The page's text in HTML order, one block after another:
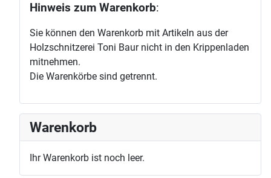
Hinweis zum Warenkorb:
Sie können den Warenkorb mit Artikeln aus der
Holzschnitzerei Toni Baur nicht in den Krippenladen
mitnehmen.
Die Warenkörbe sind getrennt.
Warenkorb
Ihr Warenkorb ist noch leer.